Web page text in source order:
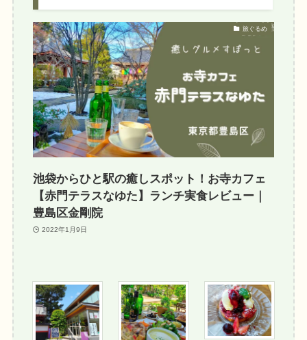
旅ぐるめ
池袋からひと駅の癒しスポット！お寺カフェ
【赤門テラスなゆた】ランチ実食レビュー｜
豊島区金剛院
2022年1月9日